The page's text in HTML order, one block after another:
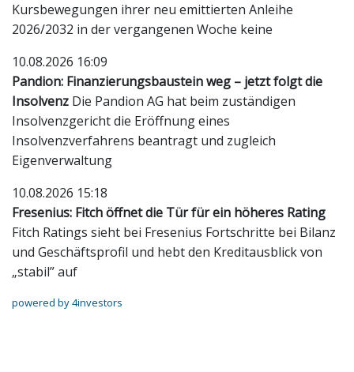
Kursbewegungen ihrer neu emittierten Anleihe
2026/2032 in der vergangenen Woche keine
10.08.2026 16:09
Pandion: Finanzierungsbaustein weg – jetzt folgt die
Insolvenz Die Pandion AG hat beim zuständigen
Insolvenzgericht die Eröffnung eines
Insolvenzverfahrens beantragt und zugleich
Eigenverwaltung
10.08.2026 15:18
Fresenius: Fitch öffnet die Tür für ein höheres Rating
Fitch Ratings sieht bei Fresenius Fortschritte bei Bilanz
und Geschäftsprofil und hebt den Kreditausblick von
„stabil” auf
powered by 4investors